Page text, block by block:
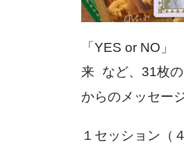
「YES or NO
来 など、31枚
からのメッセー
１セッション（